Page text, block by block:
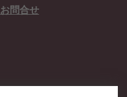
お問合せ